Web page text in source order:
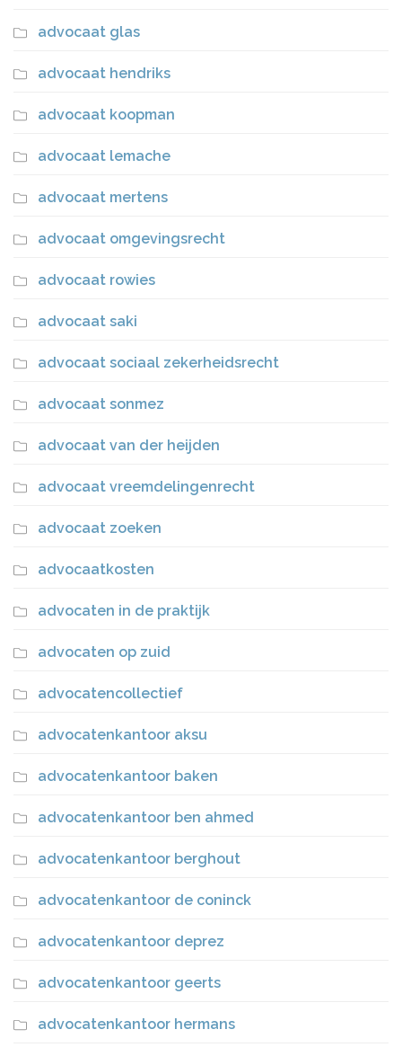
advocaat glas
advocaat hendriks
advocaat koopman
advocaat lemache
advocaat mertens
advocaat omgevingsrecht
advocaat rowies
advocaat saki
advocaat sociaal zekerheidsrecht
advocaat sonmez
advocaat van der heijden
advocaat vreemdelingenrecht
advocaat zoeken
advocaatkosten
advocaten in de praktijk
advocaten op zuid
advocatencollectief
advocatenkantoor aksu
advocatenkantoor baken
advocatenkantoor ben ahmed
advocatenkantoor berghout
advocatenkantoor de coninck
advocatenkantoor deprez
advocatenkantoor geerts
advocatenkantoor hermans